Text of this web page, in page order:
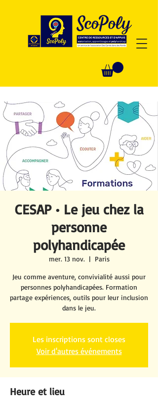
CESAP • Le jeu chez la
personne
polyhandicapée
mer. 13 nov.
  |
Paris
Jeu comme aventure, convivialité aussi pour
personnes polyhandicapées. Formation
partage expériences, outils pour leur inclusion
dans le jeu.
Les inscriptions sont closes
Voir d'autres événements
Heure et lieu